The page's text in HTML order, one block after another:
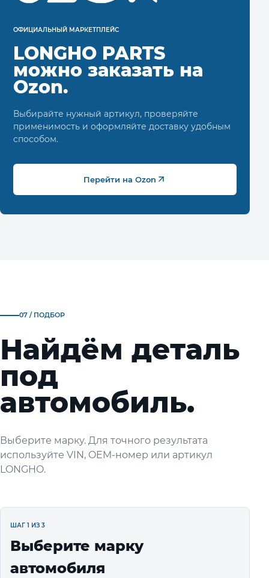
ОФИЦИАЛЬНЫЙ МАРКЕТПЛЕЙС
LONGHO PARTS
можно заказать на
Ozon.
Выбирайте нужный артикул, проверяйте
применимость и оформляйте доставку удобным
способом.
Перейти на Ozon
07 / ПОДБОР
Найдём деталь
под
автомобиль.
Выберите марку. Для точного результата
используйте VIN, OEM-номер или артикул
LONGHO.
ШАГ 1 ИЗ 3
Выберите марку
автомобиля